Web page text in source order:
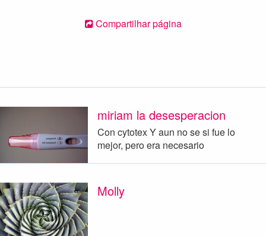
Compartilhar página
miriam la desesperacion
Con cytotex Y aun no se si fue lo
mejor, pero era necesario
Molly